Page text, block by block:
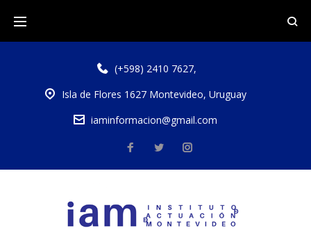
(+598) 2410 7627,
Isla de Flores 1627 Montevideo, Uruguay
iaminformacion@gmail.com